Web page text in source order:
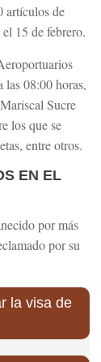
artículos de
15 de febrero.
las 08:00 horas,
Sucre
los que se
entre otros.
EN EL
por más
por su
la visa de